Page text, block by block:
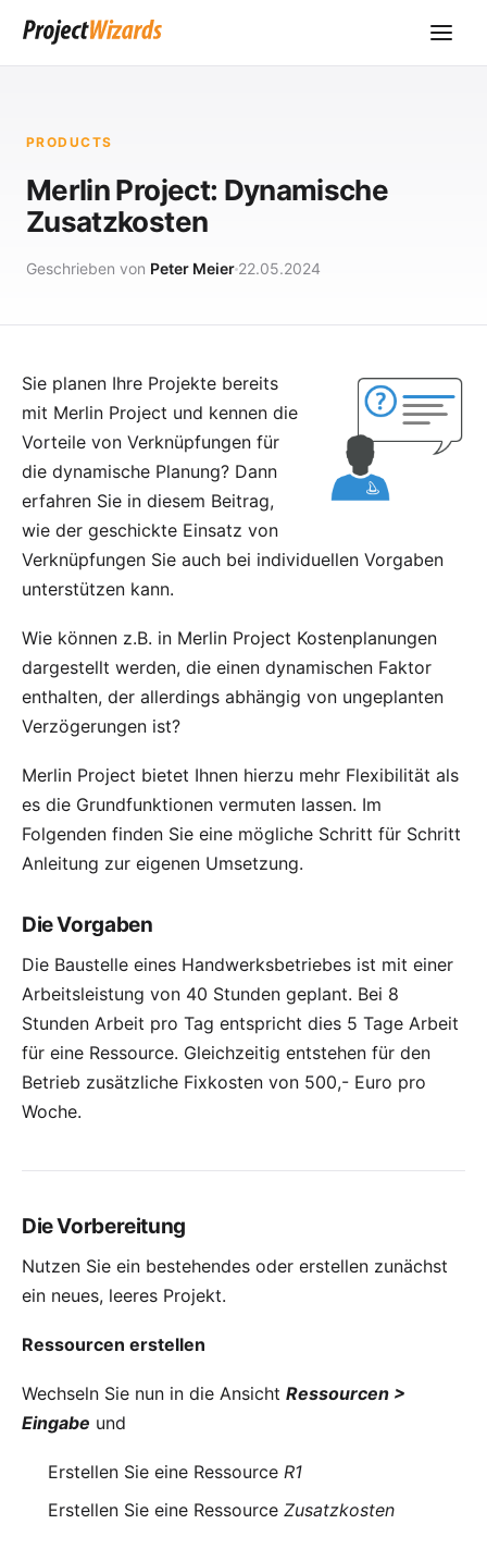
PRODUCTS
Merlin Project: Dynamische
Zusatzkosten
Geschrieben von Peter Meier 22.05.2024
Sie planen Ihre Projekte bereits
mit Merlin Project und kennen die
Vorteile von Verknüpfungen für
die dynamische Planung? Dann
erfahren Sie in diesem Beitrag,
wie der geschickte Einsatz von
Verknüpfungen Sie auch bei individuellen Vorgaben
unterstützen kann.
Wie können z.B. in Merlin Project Kostenplanungen
dargestellt werden, die einen dynamischen Faktor
enthalten, der allerdings abhängig von ungeplanten
Verzögerungen ist?
Merlin Project bietet Ihnen hierzu mehr Flexibilität als
es die Grundfunktionen vermuten lassen. Im
Folgenden finden Sie eine mögliche Schritt für Schritt
Anleitung zur eigenen Umsetzung.
Die Vorgaben
Die Baustelle eines Handwerksbetriebes ist mit einer
Arbeitsleistung von 40 Stunden geplant. Bei 8
Stunden Arbeit pro Tag entspricht dies 5 Tage Arbeit
für eine Ressource. Gleichzeitig entstehen für den
Betrieb zusätzliche Fixkosten von 500,- Euro pro
Woche.
Die Vorbereitung
Nutzen Sie ein bestehendes oder erstellen zunächst
ein neues, leeres Projekt.
Ressourcen erstellen
Wechseln Sie nun in die Ansicht Ressourcen >
Eingabe und
Erstellen Sie eine Ressource R1
Erstellen Sie eine Ressource Zusatzkosten